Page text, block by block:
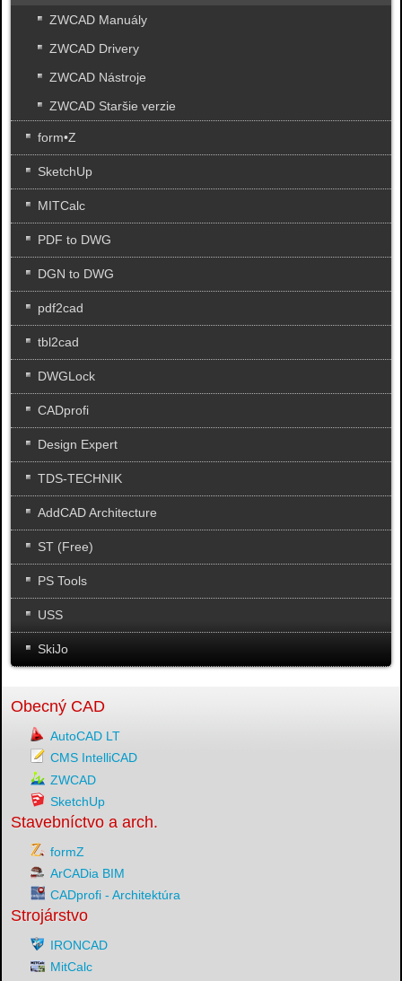
ZWCAD Manuály
ZWCAD Drivery
ZWCAD Nástroje
ZWCAD Staršie verzie
form•Z
SketchUp
MITCalc
PDF to DWG
DGN to DWG
pdf2cad
tbl2cad
DWGLock
CADprofi
Design Expert
TDS-TECHNIK
AddCAD Architecture
ST (Free)
PS Tools
USS
SkiJo
Obecný CAD
AutoCAD LT
CMS IntelliCAD
ZWCAD
SketchUp
Stavebníctvo a arch.
formZ
ArCADia BIM
CADprofi - Architektúra
Strojárstvo
IRONCAD
MitCalc